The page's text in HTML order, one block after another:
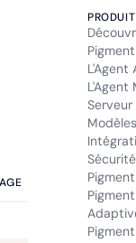
PRODUIT
L'Agent
L'Agent
Serveur
Sécurité